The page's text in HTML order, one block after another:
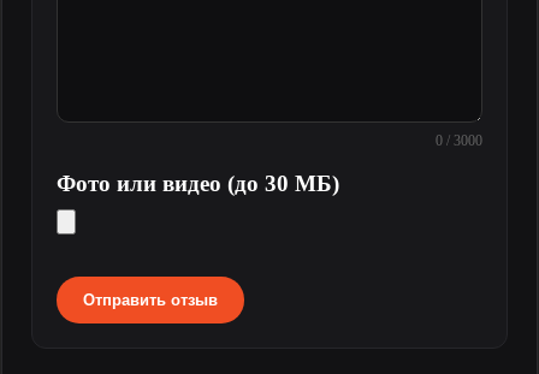
0 / 3000
Фото или видео (до 30 МБ)
Отправить отзыв